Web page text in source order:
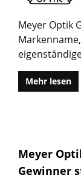
Meyer Optik
Mehr lesen
Meyer
Gewinner